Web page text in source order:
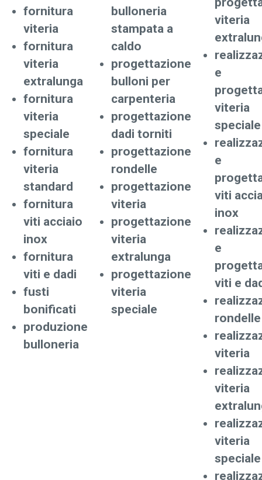
fornitura
viteria
fornitura
viteria
extralunga
fornitura
viteria
speciale
fornitura
viteria
standard
fornitura
viti acciaio
inox
fornitura
viti e dadi
fusti
bonificati
produzione
bulloneria
bulloneria
stampata a
caldo
progettazione
bulloni per
carpenteria
progettazione
dadi torniti
progettazione
rondelle
progettazione
viteria
progettazione
viteria
extralunga
progettazione
viteria
speciale
viteria
e
viteria
speciale
e
viti
inox
e
viti e
rondelle
viteria
viteria
viteria
speciale